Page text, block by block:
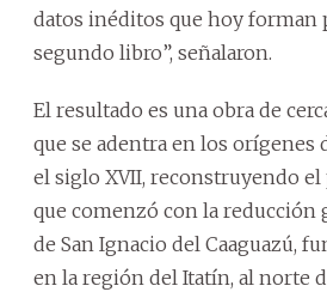
datos inéditos que hoy forman
segundo libro”, señalaron.
El resultado es una obra de
que se adentra en los orígenes
el siglo XVII, reconstruyendo
que comenzó con la reducción
de San Ignacio del Caaguazú,
en la región del Itatín, al norte